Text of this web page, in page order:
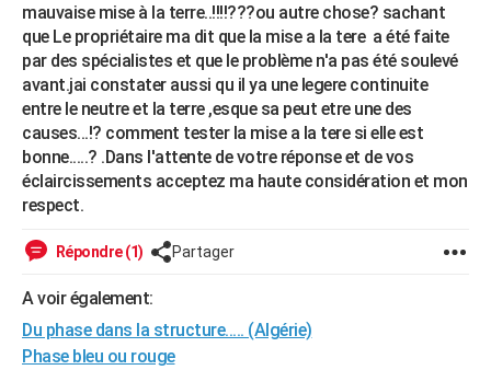
GUIDES D'ACHAT
BONS PLANS
CARTE DE VOEUX
Carte de Noël
Carte Bonne année
Carte Saint-Valentin
Carte Pâques
Carte d'anniversaire
DICTIONNAIRE
Dictionnaire
Biographies
Citations
Expressions
Proverbes
PROGRAMME TV
COPAINS D'AVANT
AVIS DE DÉCÈS
FORUM
mauvaise mise à la terre..!!!!???ou autre chose? sachant
que Le propriétaire ma dit que la mise a la tere a été faite
par des spécialistes et que le problème n'a pas été soulevé
avant.jai constater aussi qu il ya une legere continuite
entre le neutre et la terre ,esque sa peut etre une des
causes...!? comment tester la mise a la tere si elle est
bonne.....? .Dans l'attente de votre réponse et de vos
éclaircissements acceptez ma haute considération et mon
respect.
Répondre (1) Partager
A voir également:
Du phase dans la structure..... (Algérie)
Phase bleu ou rouge